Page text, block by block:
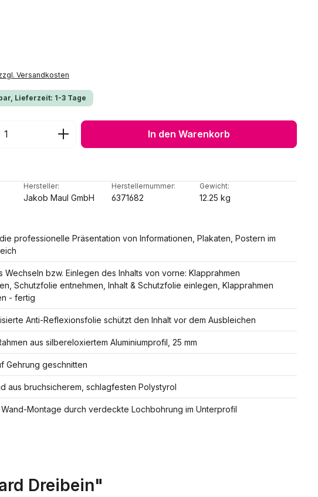
Versandkosten
Lieferzeit: 1-3 Tage
Gib den gewünschten Wert ein oder
In den Warenkorb
Hersteller:
Jakob Maul GmbH
Herstellernummer:
6371682
Gewicht:
12.25 kg
professionelle Präsentation von Informationen, Plakaten, Postern im
Wechseln bzw. Einlegen des Inhalts von vorne: Klapprahmen
Schutzfolie entnehmen, Inhalt & Schutzfolie einlegen, Klapprahmen
- fertig
Anti-Reflexionsfolie schützt den Inhalt vor dem Ausbleichen
aus silbereloxiertem Aluminiumprofil, 25 mm
Gehrung geschnitten
aus bruchsicherem, schlagfesten Polystyrol
Montage durch verdeckte Lochbohrung im Unterprofil
Dreibein"